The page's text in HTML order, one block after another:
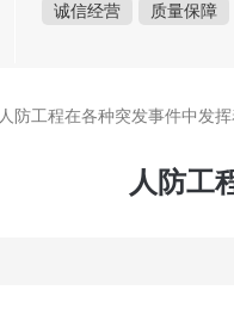
诚信经营 质量保障
人防工程在各种突发事件中发
人防工